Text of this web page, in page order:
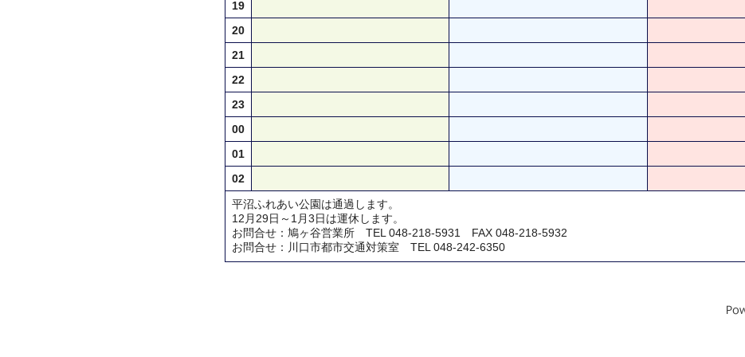
19
20
21
22
23
00
01
02
平沼ふれあい公園は通過します。
12月29日～1月3日は運休します。
お問合せ：鳩ヶ谷営業所 TEL 048-218-5931 FAX 048-218-5932
お問合せ：川口市都市交通対策室 TEL 048-242-6350